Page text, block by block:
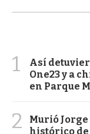
1
Así
One23 y a
en Parque
2
Murió
histórico